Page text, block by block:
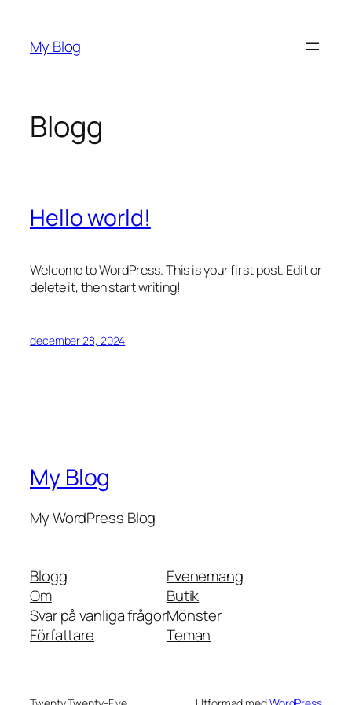
innehåll
My Blog
Blogg
Hello world!
Welcome to WordPress. This is your first post. Edit or
delete it, then start writing!
december 28, 2024
My Blog
My WordPress Blog
Blogg
Om
Svar på vanliga frågor
Författare
Evenemang
Butik
Mönster
Teman